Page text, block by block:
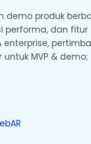
produk
performa, dan
MVP &